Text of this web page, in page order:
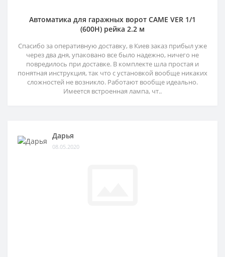
Автоматика для гаражных ворот CAME VER 1/1
(600H) рейка 2.2 м
Спасибо за оперативную доставку, в Киев заказ прибыл уже
через два дня, упаковано все было надежно, ничего не
повредилось при доставке. В комплекте шла простая и
понятная инструкция, так что с установкой вообще никаких
сложностей не возникло. Работают вообще идеально.
Имеется встроенная лампа, чт..
Дарья
08.05.2020